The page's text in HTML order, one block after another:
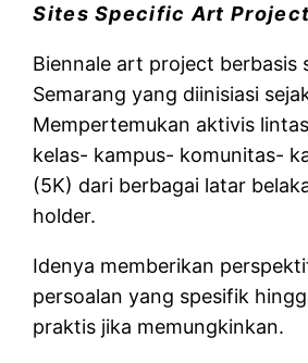
Sites Specific Art
Biennale art project berbasis
Semarang yang diinisiasi
Mempertemukan aktivis
kelas- kampus- komunitas-
(5K) dari berbagai latar
holder.
Idenya memberikan
persoalan yang spesifik
praktis jika memungkinkan.